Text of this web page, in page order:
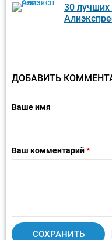
30 лучших
ДОБАВИТЬ
Ваше имя
Ваш комментарий*